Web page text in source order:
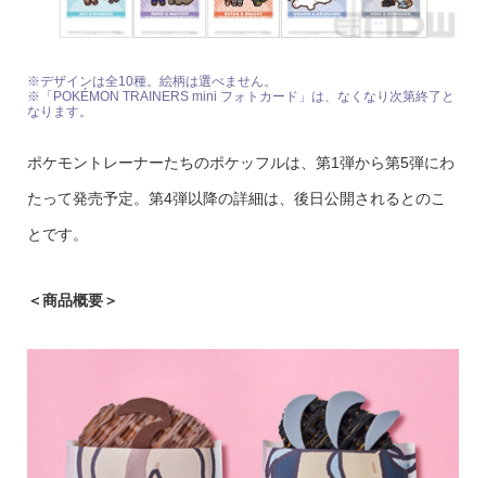
※デザインは全10種。絵柄は選べません。
※「POKÉMON TRAINERS mini フォトカード」は、なくなり次第終了と
なります。
ポケモントレーナーたちのポケッフルは、第1弾から第5弾にわ
たって発売予定。第4弾以降の詳細は、後日公開されるとのこ
とです。
＜商品概要＞